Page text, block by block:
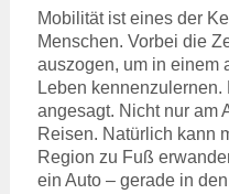
Mobilität ist eines der
Menschen. Vorbei die
auszogen, um in einem
Leben
angesagt. Nicht nur am
Reisen. Natürlich kann
Region zu Fuß
ein Auto – gerade in